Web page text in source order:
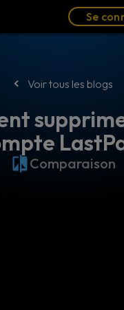
(FR)
Se
Voir tous les blogs
Comparaison